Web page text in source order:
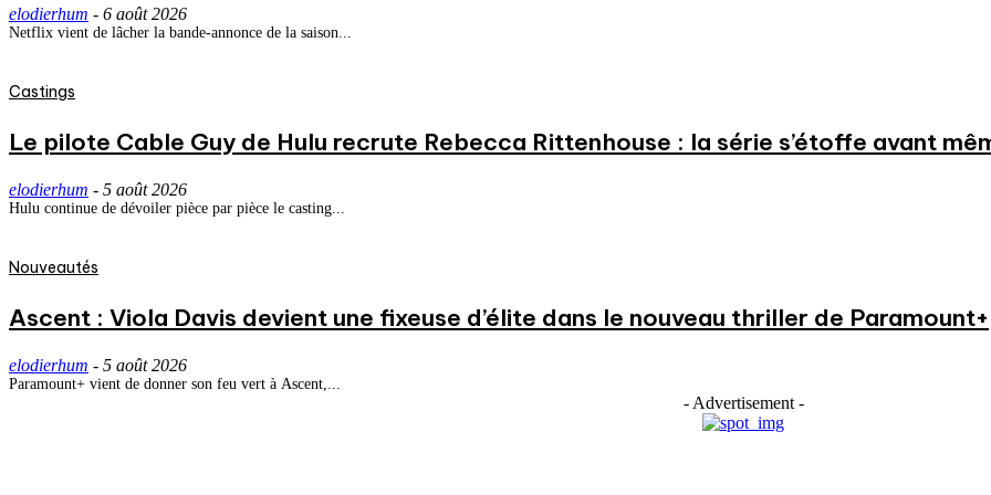
elodierhum - 6 août 2026
Netflix vient de lâcher la bande-annonce de la saison...
Castings
Le pilote Cable Guy de Hulu recrute Rebecca Rittenhouse : la série s’étoffe avant
elodierhum - 5 août 2026
Hulu continue de dévoiler pièce par pièce le casting...
Nouveautés
Ascent : Viola Davis devient une fixeuse d’élite dans le nouveau thriller de Paramount+
elodierhum - 5 août 2026
Paramount+ vient de donner son feu vert à Ascent,...
- Advertisement -